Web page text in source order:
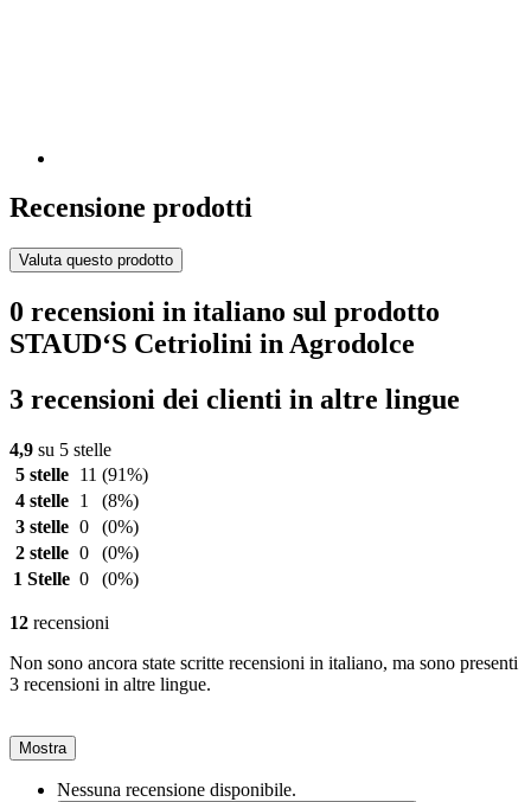
Recensione prodotti
Valuta questo prodotto
0 recensioni in italiano sul prodotto
STAUD‘S Cetriolini in Agrodolce
3 recensioni dei clienti in altre lingue
4,9 su 5 stelle
5 stelle
11 (91%)
4 stelle
1
(8%)
3 stelle 0
(0%)
2 stelle 0
(0%)
1 Stelle 0 (0%)
12 recensioni
Non sono ancora state scritte recensioni in italiano, ma sono presenti
3 recensioni in altre lingue.
Mostra
Nessuna recensione disponibile.